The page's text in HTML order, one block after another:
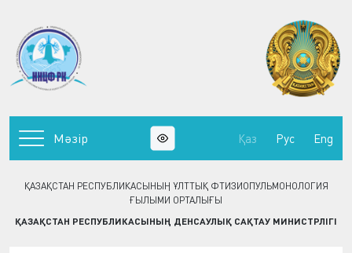
ҚАЗАҚСТАН РЕСПУБЛИКАСЫНЫҢ ҰЛТТЫҚ ФТИЗИОПУЛЬМОНОЛОГИЯ
ҒЫЛЫМИ ОРТАЛЫҒЫ
ҚАЗАҚСТАН РЕСПУБЛИКАСЫНЫҢ ДЕНСАУЛЫҚ САҚТАУ МИНИСТРЛІГІ
Мәзір Қаз Рус Eng